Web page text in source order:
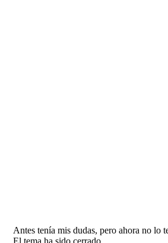
Antes tenía mis dudas, pero ahora no lo
El tema ha sido cerrado.